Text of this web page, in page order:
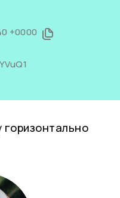
+0000
горизонтально